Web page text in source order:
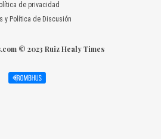
de privacidad
y Política de Discusión
© 2023 Ruiz Healy Times